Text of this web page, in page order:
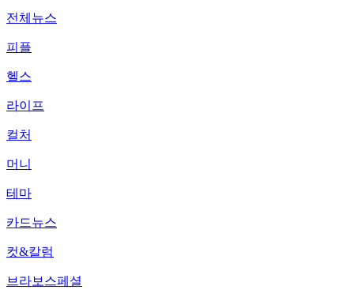
전체뉴스
피플
헬스
라이프
컬처
머니
테마
카드뉴스
컷&칼럼
브라보스페셜